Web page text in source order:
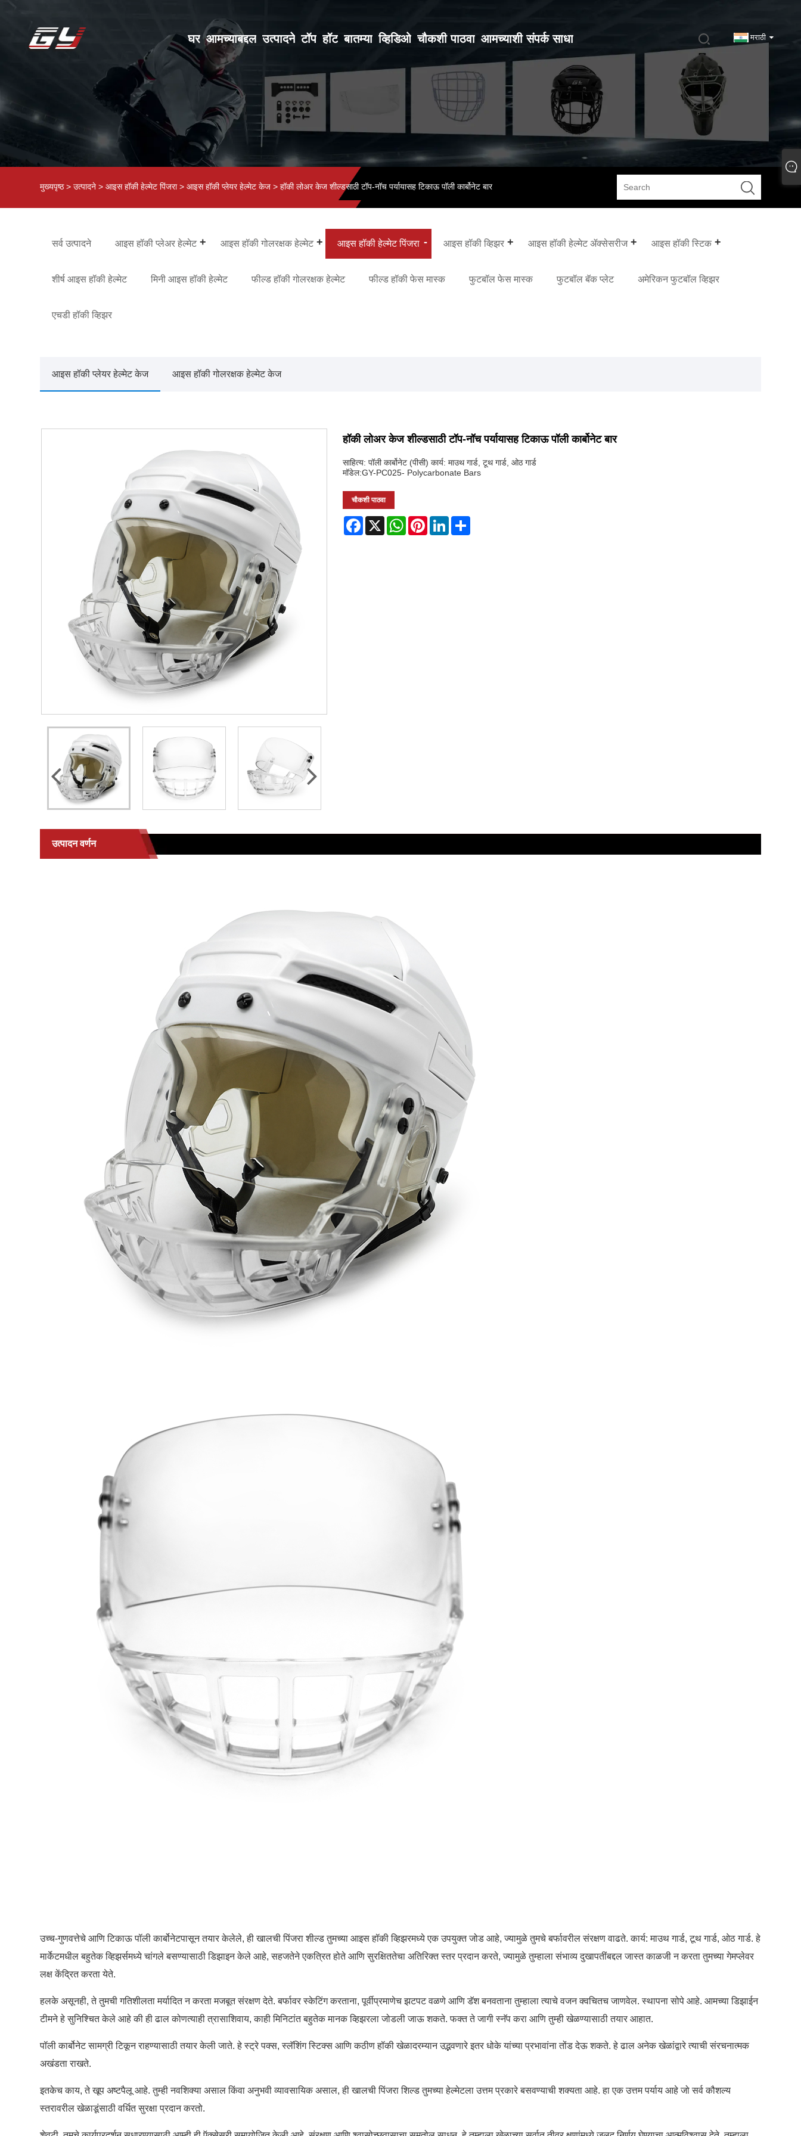
मराठी
घर आमच्याबद्दल उत्पादने टॉप हॉट बातम्या व्हिडिओ चौकशी पाठवा आमच्याशी संपर्क साधा
मुख्यपृष्ठ > उत्पादने >आइस हॉकी हेल्मेट पिंजरा>आइस हॉकी प्लेयर हेल्मेट केज > हॉकी लोअर केज शील्डसाठी टॉप-नॉच पर्यायासह टिकाऊ पॉली कार्बोनेट बार
सर्व उत्पादने आइस हॉकी प्लेअर हेल्मेट आइस हॉकी गोलरक्षक हेल्मेट आइस हॉकी हेल्मेट पिंजरा आइस हॉकी व्हिझर आइस हॉकी हेल्मेट ॲक्सेसरीज आइस हॉकी स्टिक
शीर्ष आइस हॉकी हेल्मेट मिनी आइस हॉकी हेल्मेट फील्ड हॉकी गोलरक्षक हेल्मेट फील्ड हॉकी फेस मास्क फुटबॉल फेस मास्क फुटबॉल बॅक प्लेट अमेरिकन फुटबॉल व्हिझर
एचडी हॉकी व्हिझर
आइस हॉकी प्लेयर हेल्मेट केज आइस हॉकी गोलरक्षक हेल्मेट केज
हॉकी लोअर केज शील्डसाठी टॉप-नॉच पर्यायासह टिकाऊ पॉली कार्बोनेट बार
साहित्य: पॉली कार्बोनेट (पीसी) कार्य: माउथ गार्ड, टूथ गार्ड, ओठ गार्ड
मॉडेल:GY-PC025- Polycarbonate Bars
चौकशी पाठवा
Facebook
X WhatsAppPinterestLinkedIn
उत्पादन वर्णन
उच्च-गुणवत्तेचे आणि टिकाऊ पॉली कार्बोनेटपासून तयार केलेले, ही खालची पिंजरा शील्ड तुमच्या आइस हॉकी व्हिझरमध्ये एक उपयुक्त जोड आहे, ज्यामुळे तुमचे बर्फावरील संरक्षण वाढते. कार्य: माउथ गार्ड, टूथ गार्ड, ओठ गार्ड. हे
मार्केटमधील बहुतेक व्हिझर्समध्ये चांगले बसण्यासाठी डिझाइन केले आहे, सहजतेने एकत्रित होते आणि सुरक्षिततेचा अतिरिक्त स्तर प्रदान करते, ज्यामुळे तुम्हाला संभाव्य दुखापतींबद्दल जास्त काळजी न करता तुमच्या गेमप्लेवर
लक्ष केंद्रित करता येते.
हलके असूनही, ते तुमची गतिशीलता मर्यादित न करता मजबूत संरक्षण देते. बर्फावर स्केटिंग करताना, पूर्वीप्रमाणेच झटपट वळणे आणि डॅश बनवताना तुम्हाला त्याचे वजन क्वचितच जाणवेल. स्थापना सोपे आहे. आमच्या डिझाईन
टीमने हे सुनिश्चित केले आहे की ही ढाल कोणत्याही त्रासाशिवाय, काही मिनिटांत बहुतेक मानक व्हिझरला जोडली जाऊ शकते. फक्त ते जागी स्नॅप करा आणि तुम्ही खेळण्यासाठी तयार आहात.
पॉली कार्बोनेट सामग्री टिकून राहण्यासाठी तयार केली जाते. हे स्ट्रे पक्स, स्लॅशिंग स्टिक्स आणि कठीण हॉकी खेळादरम्यान उद्भवणारे इतर धोके यांच्या प्रभावांना तोंड देऊ शकते. हे ढाल अनेक खेळांद्वारे त्याची संरचनात्मक
अखंडता राखते.
इतकेच काय, ते खूप अष्टपैलू आहे. तुम्ही नवशिक्या असाल किंवा अनुभवी व्यावसायिक असाल, ही खालची पिंजरा शिल्ड तुमच्या हेल्मेटला उत्तम प्रकारे बसवण्याची शक्यता आहे. हा एक उत्तम पर्याय आहे जो सर्व कौशल्य
स्तरावरील खेळाडूंसाठी वर्धित सुरक्षा प्रदान करतो.